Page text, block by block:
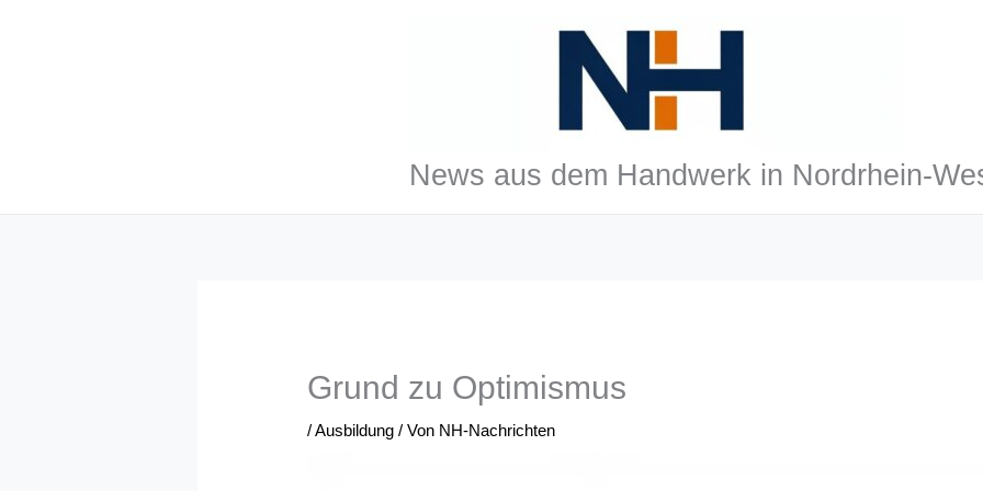
News aus dem Handwerk in Nordrhein-
Grund zu Optimismus
/Ausbildung / Von NH-Nachrichten